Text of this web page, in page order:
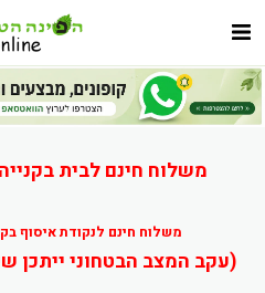
משלוח חינם לבית בקנייה
משלוח חינם לנקודת איסוף
(עקב המצב הבטחוני ייתכן